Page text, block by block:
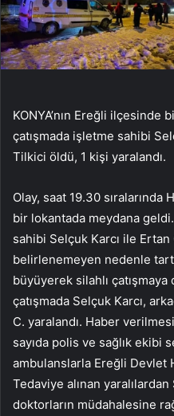
KONYA’nın Ereğli ilçesinde
çatışmada işletme sahibi
Tilkici öldü, 1 kişi yaralandı.
Olay, saat 19.30 sıralarında
bir lokantada meydana
sahibi Selçuk Karcı ile Ertan
belirlenemeyen nedenle
büyüyerek silahlı çatışmaya
çatışmada Selçuk Karcı,
C. yaralandı. Haber
sayıda polis ve sağlık ekibi
ambulanslarla Ereğli Devlet
Tedaviye alınan
doktorların müdahalesine